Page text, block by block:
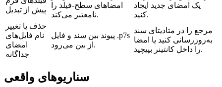
پیش از تبدیل
امضاهای سطح‑فیلد را
نامعتبر می‌کند.
یک امضای جدید ایجاد
کنید.
حذف یا تغییر
نام فایل‌های
امضای
جداگانه
پیوند بین سند و فایل .p7s
از بین می‌رود.
مرجع را در متادیتای سند
به‌روزرسانی کنید یا امضا
را داخل کانتینر بپیچید.
سناریوهای واقعی